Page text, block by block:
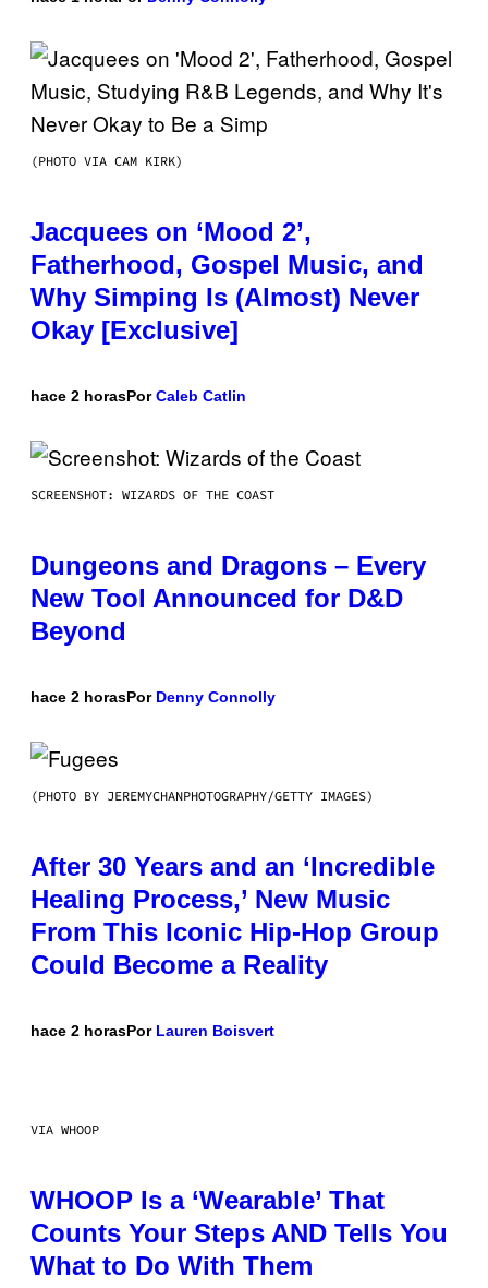
(PHOTO VIA CAM KIRK)
Jacquees on ‘Mood 2’,
Fatherhood, Gospel Music, and
Why Simping Is (Almost) Never
Okay [Exclusive]
hace 2 horasPorCaleb Catlin
SCREENSHOT: WIZARDS OF THE COAST
Dungeons and Dragons – Every
New Tool Announced for D&D
Beyond
hace 2 horasPor Denny Connolly
(PHOTO BY JEREMYCHANPHOTOGRAPHY/GETTY IMAGES)
After 30 Years and an ‘Incredible
Healing Process,’ New Music
From This Iconic Hip-Hop Group
Could Become a Reality
hace 2 horasPor Lauren Boisvert
VIA WHOOP
WHOOP Is a ‘Wearable’ That
Counts Your Steps AND Tells You
What to Do With Them